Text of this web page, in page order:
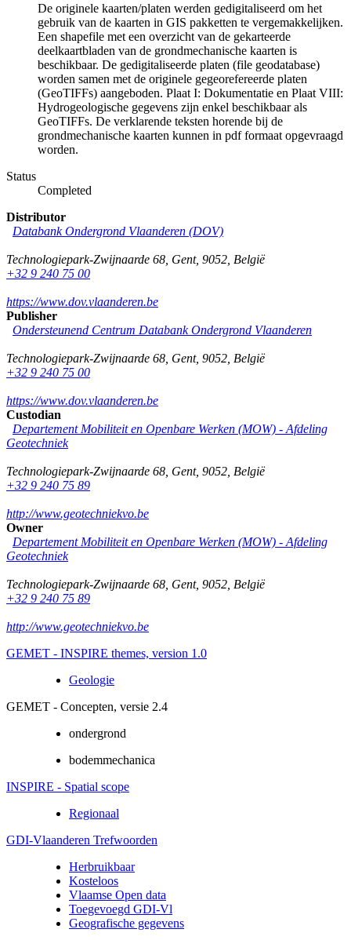
De originele kaarten/platen werden gedigitaliseerd om het
gebruik van de kaarten in GIS pakketten te vergemakkelijken.
Een shapefile met een overzicht van de gekarteerde
deelkaartbladen van de grondmechanische kaarten is
beschikbaar. De gedigitaliseerde platen (file geodatabase)
worden samen met de originele gegeorefereerde platen
(GeoTIFFs) aangeboden. Plaat I: Dokumentatie en Plaat VIII:
Hydrogeologische gegevens zijn enkel beschikbaar als
GeoTIFFs. De verklarende teksten horende bij de
grondmechanische kaarten kunnen in pdf formaat opgevraagd
worden.
Status
Completed
Distributor
Databank Ondergrond Vlaanderen (DOV)
Technologiepark-Zwijnaarde 68 Gent, 9052 België
+32 9 240 75 00
https://www.dov.vlaanderen.be
Publisher
Ondersteunend Centrum Databank Ondergrond Vlaanderen
Technologiepark-Zwijnaarde 68 Gent, 9052 België
+32 9 240 75 00
https://www.dov.vlaanderen.be
Custodian
Departement Mobiliteit en Openbare Werken (MOW) - Afdeling
Geotechniek
Technologiepark-Zwijnaarde 68 Gent, 9052 België
+32 9 240 75 89
http://www.geotechniekvo.be
Owner
Departement Mobiliteit en Openbare Werken (MOW) - Afdeling
Geotechniek
Technologiepark-Zwijnaarde 68 Gent, 9052 België
+32 9 240 75 89
http://www.geotechniekvo.be
GEMET - INSPIRE themes, version 1.0
Geologie
GEMET - Concepten, versie 2.4
ondergrond
bodemmechanica
INSPIRE - Spatial scope
Regionaal
GDI-Vlaanderen Trefwoorden
Herbruikbaar
Kosteloos
Vlaamse Open data
Toegevoegd GDI-Vl
Geografische gegevens